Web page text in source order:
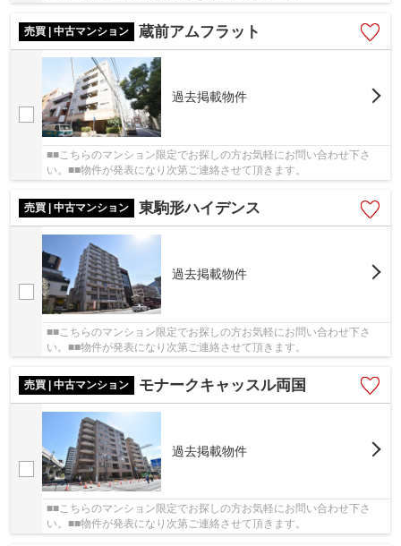
売買 | 中古マンション 蔵前アムフラット
過去掲載物件
■■こちらのマンション限定でお探しの方お気軽にお問い合わせ下さ
い。■■物件が発表になり次第ご連絡させて頂きます。
売買 | 中古マンション 東駒形ハイデンス
過去掲載物件
■■こちらのマンション限定でお探しの方お気軽にお問い合わせ下さ
い。■■物件が発表になり次第ご連絡させて頂きます。
売買 | 中古マンション モナークキャッスル両国
過去掲載物件
■■こちらのマンション限定でお探しの方お気軽にお問い合わせ下さ
い。■■物件が発表になり次第ご連絡させて頂きます。